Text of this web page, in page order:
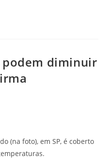
podem diminuir
(na foto), em SP, é coberto